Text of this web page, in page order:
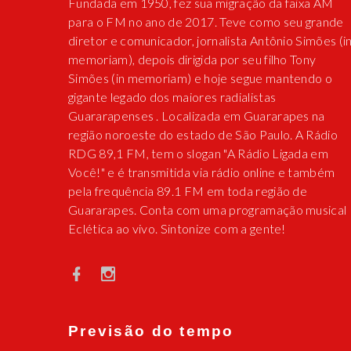
Fundada em 1950, fez sua migração da faixa AM
para o FM no ano de 2017. Teve como seu grande
diretor e comunicador, jornalista Antônio Simões
memoriam), depois dirigida por seu filho Tony
Simões (in memoriam) e hoje segue mantendo o
gigante legado dos maiores radialistas
Guararapenses . Localizada em Guararapes na
região noroeste do estado de São Paulo. A Rádio
RDG 89,1 FM, tem o slogan "A Rádio Ligada em
Você!" e é transmitida via rádio online e também
pela frequência 89.1 FM em toda região de
Guararapes. Conta com uma programação musical
Eclética ao vivo. Sintonize com a gente!
Previsão do tempo